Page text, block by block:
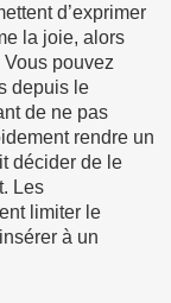
d’exprimer
la joie, alors
Vous pouvez
depuis le
de ne pas
rendre un
décider de le
Les
limiter le
à un